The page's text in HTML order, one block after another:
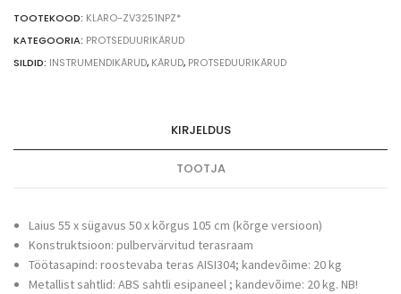
BASIC
MINI
ZV3251NPZ*
TOOTEKOOD: KLARO-ZV3251NPZ*
KATEGOORIA: PROTSEDUURIKÄRUD
SILDID: INSTRUMENDIKÄRUD, KÄRUD, PROTSEDUURIKÄRUD
KIRJELDUS
TOOTJA
Laius 55 x sügavus 50 x kõrgus 105 cm (kõrge versioon)
Konstruktsioon: pulbervärvitud terasraam
Töötasapind: roostevaba teras AISI304; kandevõime: 20 kg
Metallist sahtlid: ABS sahtli esipaneel ; kandevõime: 20 kg. NB!